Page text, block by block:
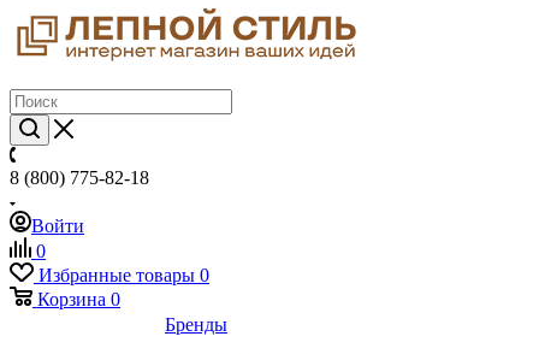
8 (800) 775-82-18
Войти
0
Избранные товары 0
Корзина 0
Бренды